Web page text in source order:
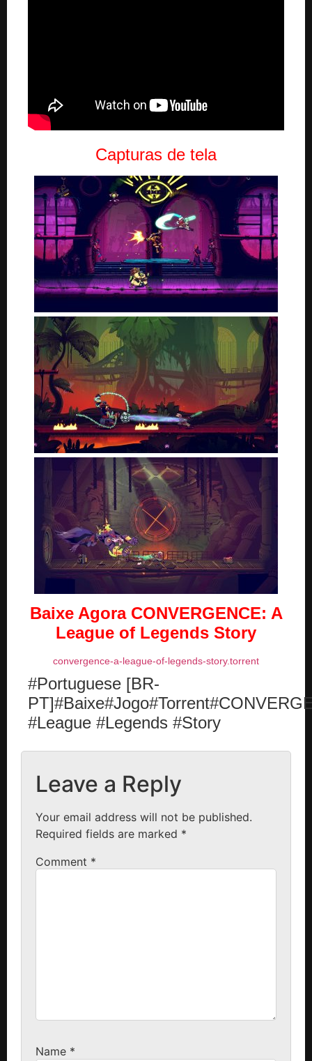
Capturas de tela
Baixe AgoraCONVERGENCE: A
League of Legends Story
convergence-a-league-of-legends-story.torrent
#Portuguese [BR-
#League #Legends #Story
Leave a Reply
Your email address will not be published.
Required fields are marked *
Comment *
Name *